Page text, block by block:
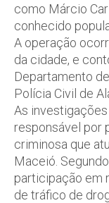
como Márcio
conhecido
A operação
da cidade, e
Departamento
Polícia Civil de
As
responsável por
criminosa que
Maceió.
participação em
de tráfico de